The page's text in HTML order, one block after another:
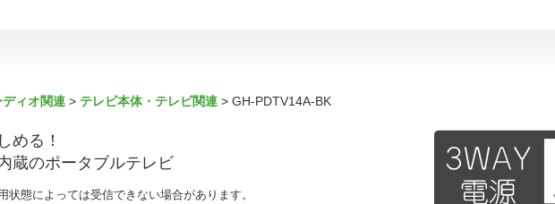
ィオ関連 テレビ本体・テレビ関連 GH-PDTV14A-BK
める！
蔵のポータブルテレビ
状態によっては受信できない場合があります。